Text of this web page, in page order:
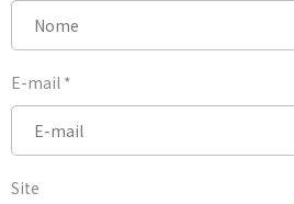
E-mail *
Site